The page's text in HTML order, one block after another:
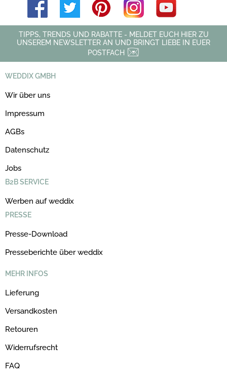
TIPPS, TRENDS UND RABATTE - MELDET EUCH HIER ZU
UNSEREM NEWSLETTER AN UND BRINGT LIEBE IN EUER
POSTFACH
WEDDIX GMBH
Wir über uns
Impressum
AGBs
Datenschutz
Jobs
B2B SERVICE
Werben auf weddix
PRESSE
Presse-Download
Presseberichte über weddix
MEHR INFOS
Lieferung
Versandkosten
Retouren
Widerrufsrecht
FAQ